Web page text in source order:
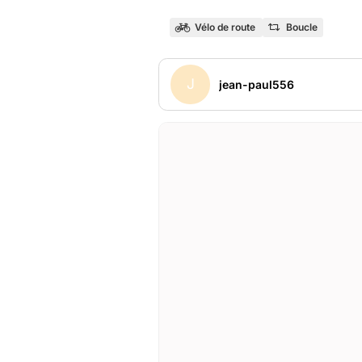
Vélo de route Boucle
J jean-paul556